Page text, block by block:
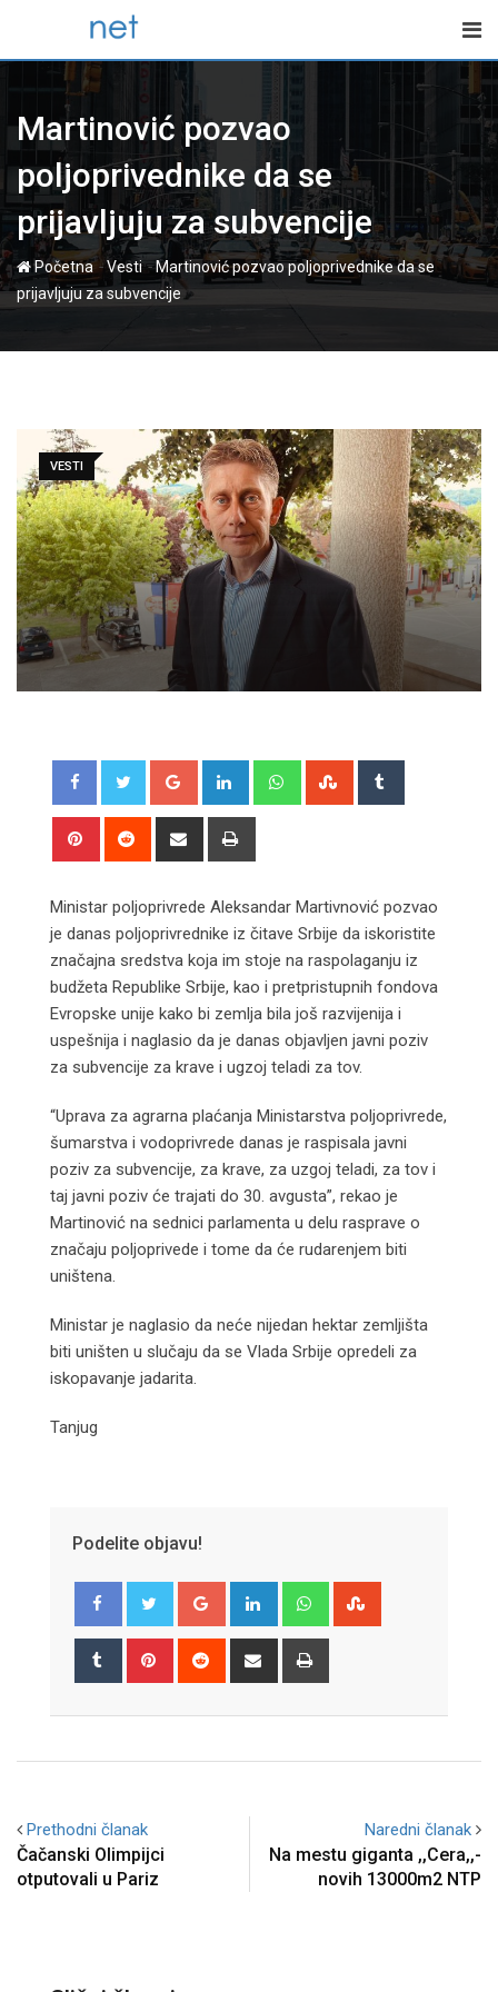
content
Martinović pozvao
poljoprivednike da se
prijavljuju za subvencije
Početna-Vesti-Martinović pozvao poljoprivednike da se
prijavljuju za subvencije
VESTI
Google+ LinkedIn WhatsappStumbleUpon
Pinterest Reddit
Share
Ministar poljoprivrede Aleksandar Martivnović pozvao
je danas poljoprivrednike iz čitave Srbije da iskoristite
značajna sredstva koja im stoje na raspolaganju iz
budžeta Republike Srbije, kao i pretpristupnih fondova
Evropske unije kako bi zemlja bila još razvijenija i
uspešnija i naglasio da je danas objavljen javni poziv
za subvencije za krave i ugzoj teladi za tov.
“Uprava za agrarna plaćanja Ministarstva poljoprivrede,
šumarstva i vodoprivrede danas je raspisala javni
poziv za subvencije, za krave, za uzgoj teladi, za tov i
taj javni poziv će trajati do 30. avgusta”, rekao je
Martinović na sednici parlamenta u delu rasprave o
značaju poljoprivede i tome da će rudarenjem biti
uništena.
Ministar je naglasio da neće nijedan hektar zemljišta
biti uništen u slučaju da se Vlada Srbije opredeli za
iskopavanje jadarita.
Tanjug
Podelite objavu!
Google+ LinkedIn Whatsapp
Tumblr Pinterest Reddit
Share
Prethodni članak
Čačanski Olimpijci
otputovali u Pariz
Naredni članak
Na mestu giganta ,,Cera,,-
novih 13000m2 NTP